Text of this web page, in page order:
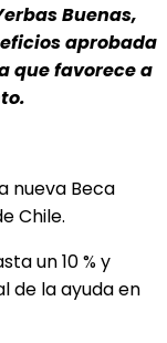
Buenas,
aprobada
que favorece a
nueva Beca
Chile.
un 10 % y
de la ayuda en